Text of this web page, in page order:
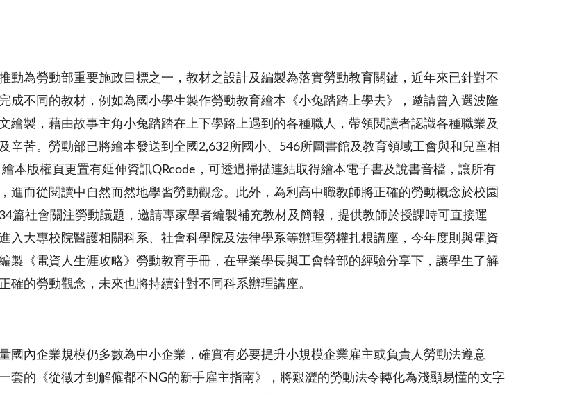
動為勞動部重要施政目標之一，教材之設計及編製為落實勞動教育關鍵，近年來已針對不
成不同的教材，例如為國小學生製作勞動教育繪本《小兔踏踏上學去》，邀請曾入選波隆
繪製，藉由故事主角小兔踏踏在上下學路上遇到的各種職人，帶領閱讀者認識各種職業及
辛苦。勞動部已將繪本發送到全國2,632所國小、546所圖書館及教育領域工會與和兒童相
本版權頁更置有延伸資訊QRcode，可透過掃描連結取得繪本電子書及說書音檔，讓所有
進而從閱讀中自然而然地學習勞動觀念。此外，為利高中職教師將正確的勞動概念於校園
篇社會關注勞動議題，邀請專家學者編製補充教材及簡報，提供教師於授課時可直接運
入大專校院醫護相關科系、社會科學院及法律學系等辦理勞權扎根講座，今年度則與電資
製《電資人生涯攻略》勞動教育手冊，在畢業學長與工會幹部的經驗分享下，讓學生了解
確的勞動觀念，未來也將持續針對不同科系辦理講座。
國內企業規模仍多數為中小企業，確實有必要提升小規模企業雇主或負責人勞動法遵意
套的《從徵才到解僱都不NG的新手雇主指南》，將艱澀的勞動法令轉化為淺顯易懂的文字